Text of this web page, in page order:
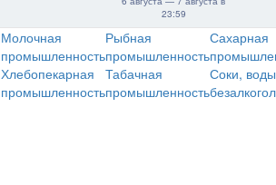
23:59
Молочная
промышленность
Рыбная
промышленность
Сахарная
Хлебопекарная
промышленность
Табачная
промышленность
Соки,